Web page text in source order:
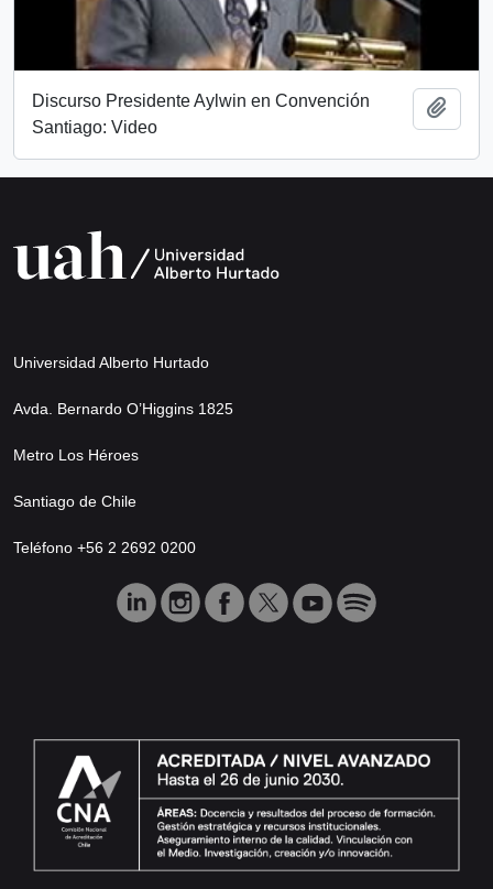
Discurso Presidente Aylwin en Convención
Santiago: Video
Universidad Alberto Hurtado
Avda. Bernardo O’Higgins 1825
Metro Los Héroes
Santiago de Chile
Teléfono +56 2 2692 0200